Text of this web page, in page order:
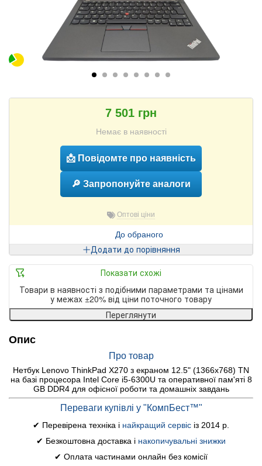
7 501 грн
Немає в наявності
📩 Повідомте про наявність
🔎 Запропонуйте аналоги
Оптові ціни
До обраного
Додати до порівняння
Показати схожі
Товари в наявності з подібними параметрами та цінами
у межах ±20% від ціни поточного товару
Переглянути
Опис
Про товар
Нетбук Lenovo ThinkPad X270 з екраном 12.5" (1366x768) TN
на базі процесора Intel Core i5-6300U та оперативної пам'яті 8
GB DDR4 для офісної роботи та домашніх завдань
Переваги купівлі у "КомпБест™"
✔ Перевірена техніка і найкращий сервіс із 2014 р.
✔ Безкоштовна доставка і накопичувальні знижки
✔ Оплата частинами онлайн без комісії